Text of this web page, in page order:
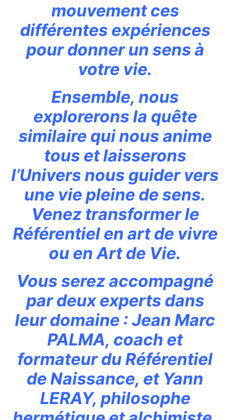
mouvement ces
différentes expériences
pour donner un sens à
votre vie.
Ensemble, nous
explorerons la quête
similaire qui nous anime
tous et laisserons
l’Univers nous guider vers
une vie pleine de sens.
Venez transformer le
Référentiel en art de vivre
ou en Art de Vie.
Vous serez accompagné
par deux experts dans
leur domaine : Jean Marc
PALMA, coach et
formateur du Référentiel
de Naissance, et Yann
LERAY, philosophe